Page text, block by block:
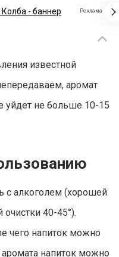
Реклама
известной
аромат
уйдет не больше 10-15
с алкоголем (хорошей
40-45°).
чего напиток можно
аромата напиток можно